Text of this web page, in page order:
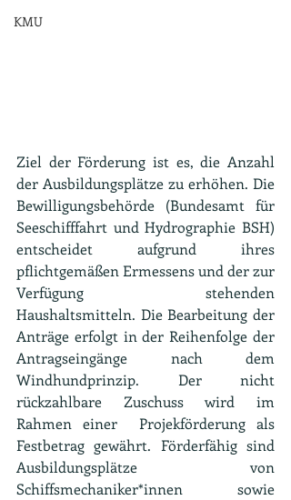
KMU
Ziel der Förderung ist es, die Anzahl
der Ausbildungsplätze zu erhöhen. Die
Bewilligungsbehörde (Bundesamt für
Seeschifffahrt und Hydrographie BSH)
entscheidet aufgrund ihres
pflichtgemäßen Ermessens und der zur
Verfügung stehenden
Haushaltsmitteln. Die Bearbeitung der
Anträge erfolgt in der Reihenfolge der
Antragseingänge nach dem
Windhundprinzip. Der nicht
rückzahlbare Zuschuss wird im
Rahmen einer  Projekförderung als
Festbetrag gewährt. Förderfähig sind
Ausbildungsplätze von
Schiffsmechaniker*innen sowie